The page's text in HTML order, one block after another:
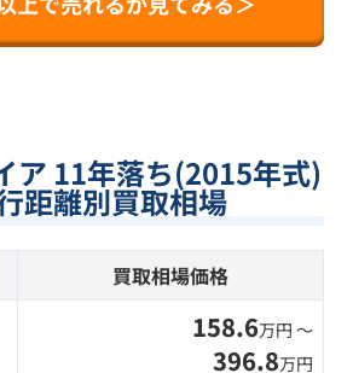
ア 11年落ち(2015年式)
距離別買取相場
買取相場価格
158.6万円 〜
396.8万円